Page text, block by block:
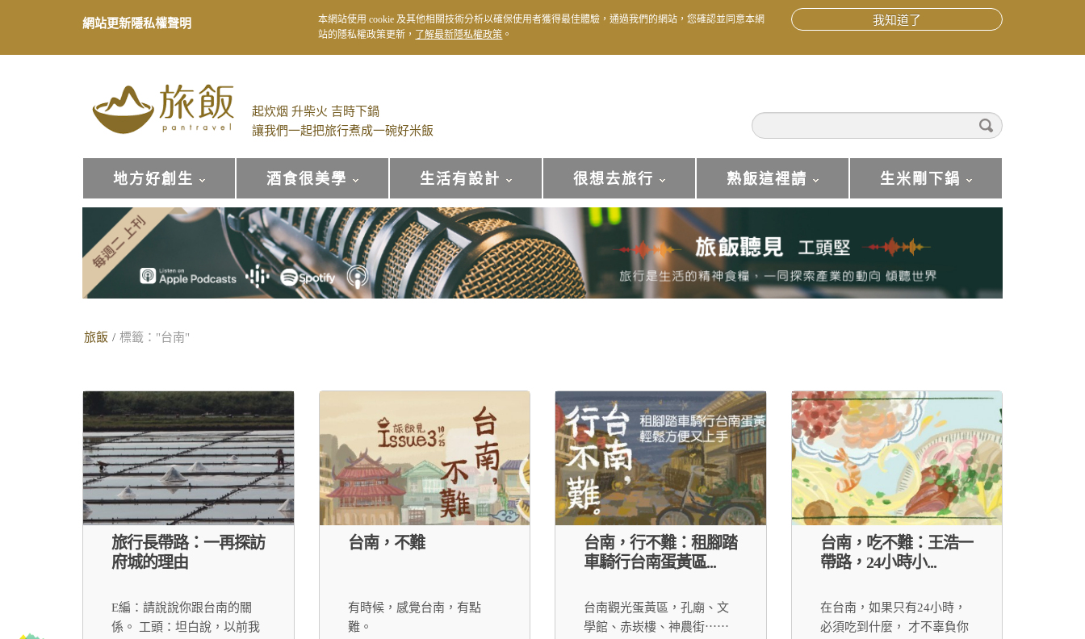
起炊烟 升柴火 吉時下鍋
讓我們一起把旅行煮成一碗好米飯
地方好創生 酒食很美學 生活有設計 很想去旅行 熟飯這裡請 生米剛下鍋
旅飯 / 標籤："台南"
旅行長帶路：一再探訪
府城的理由
E編：請說說你跟台南的關
係。 工頭：坦白說，以前我
台南，不難
有時候，感覺台南，有點
難。
台南，行不難：租腳踏
車騎行台南蛋黃區...
台南觀光蛋黃區，孔廟、文
學館、赤崁樓、神農街⋯⋯
台南，吃不難：王浩一
帶路，24小時小...
在台南，如果只有24小時，
必須吃到什麼， 才不辜負你
網站更新隱私權聲明
本網站使用 cookie 及其他相關技術分析以確保使用者獲得最佳體驗，通過我們的網站，您確認並同意本網
站的隱私權政策更新，
了解最新隱私權政策 。
我知道了